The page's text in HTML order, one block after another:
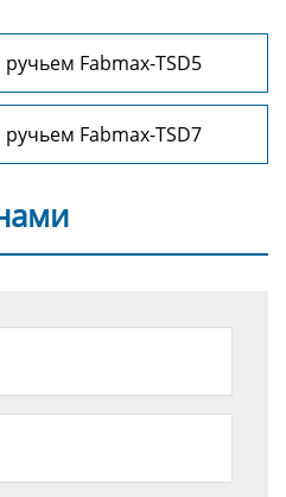
Fabmax-TSD5
Fabmax-TSD7